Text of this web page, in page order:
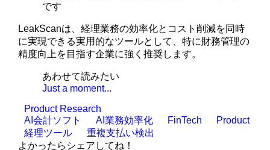
です
LeakScanは、経理業務の効率化とコスト削減を同時
に実現できる実用的なツールとして、特に財務管理の
精度向上を目指す企業に強く推奨します。
あわせて読みたい
Just a moment...
Product Research
AI会計ソフト
AI業務効率化 FinTech
Product
経理ツール
重複支払い検出
よかったらシェアしてね！